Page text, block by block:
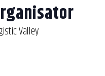
Valley